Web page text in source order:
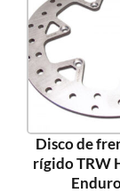
Disco de
rígido TRW Husqvarna